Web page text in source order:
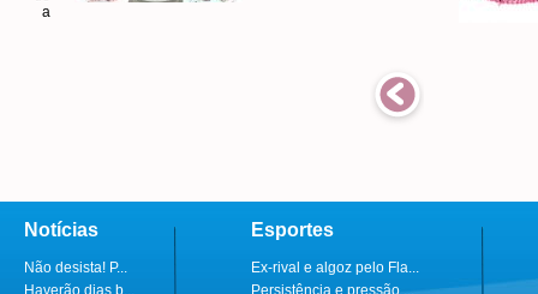
Notícias
Não desista! P...
Esportes
Ex-rival e algoz pelo Fla...